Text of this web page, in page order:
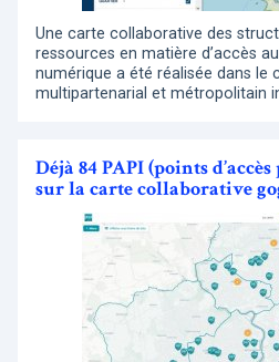
Une carte collaborative des
ressources en matière d’accès
numérique a été réalisée dans le
multipartenarial et métropolitain
Déjà 84 PAPI (points
sur la carte collaborative